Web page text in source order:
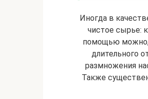
Иногда в
чистое сырье:
помощью можно,
длительного
размножения
Также